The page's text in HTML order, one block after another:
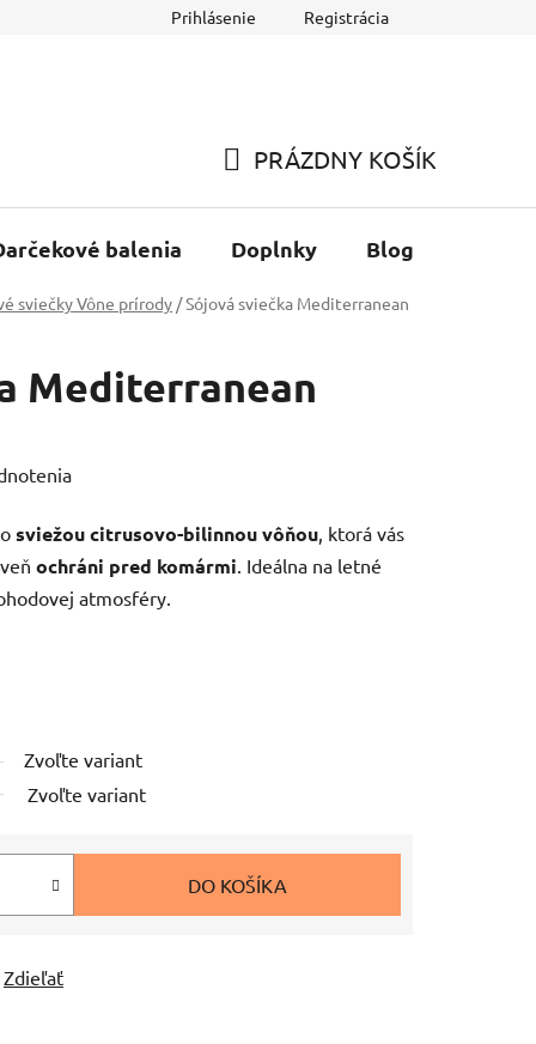
Veľkoobchod Prírodné esencie
Prihlásenie Registrácia
KOŠÍK
PRÁZDNY KOŠÍK
balenia Doplnky Blog
sviečky Vône prírody /Sójová sviečka Mediterranean
Mediterranean
sviežou citrusovo-bilinnou vôňou , ktorá vás
ochráni pred komármi . Ideálna na letné
atmosféry.
Zvoľte variant
Zvoľte variant
DO KOŠÍKA
Zdieľať